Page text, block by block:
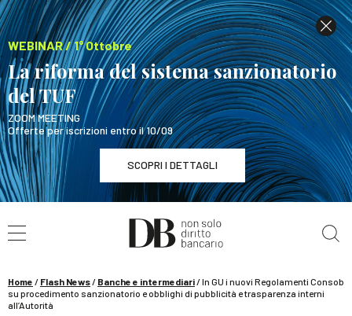
WEBINAR / 1° Ottobre
La riforma del sistema sanzionatorio
del TUF
ZOOM MEETING
Offerte per iscrizioni entro il 10/09
SCOPRI I DETTAGLI
WEBINAR / 1° Ottobre
La riforma del sistema sanzionatorio del TUF
Home / Flash News/ Banche e intermediari/In GU i nuovi Regolamenti Consob
su procedimento sanzionatorio e obblighi di pubblicità e trasparenza interni
all’Autorità